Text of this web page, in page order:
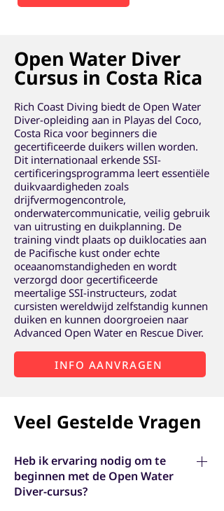
Open Water Diver
Cursus in Costa Rica
Rich Coast Diving biedt de Open Water
Diver-opleiding aan in Playas del Coco,
Costa Rica voor beginners die
gecertificeerde duikers willen worden.
Dit internationaal erkende SSI-
certificeringsprogramma leert essentiële
duikvaardigheden zoals
drijfvermogencontrole,
onderwatercommunicatie, veilig gebruik
van uitrusting en duikplanning. De
training vindt plaats op duiklocaties aan
de Pacifische kust onder echte
oceaanomstandigheden en wordt
verzorgd door gecertificeerde
meertalige SSI-instructeurs, zodat
cursisten wereldwijd zelfstandig kunnen
duiken en kunnen doorgroeien naar
Advanced Open Water en Rescue Diver.
INFO AANVRAGEN
Veel Gestelde Vragen
Heb ik ervaring nodig om te
beginnen met de Open Water
Diver-cursus?